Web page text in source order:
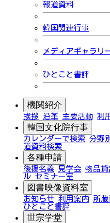
報道資料
韓国関連行事
メディアギャラリ
ひとこと書評
機関紹介
挨拶 沿革 主要活動 利
韓国文化院行事
カレンダーで検索 分野
道資料検索
各種申請
後援名義 見学会 物品貸
ル セミナー室
図書映像資料室
お知らせ 利用案内 所
ひとこと書評
世宗学堂